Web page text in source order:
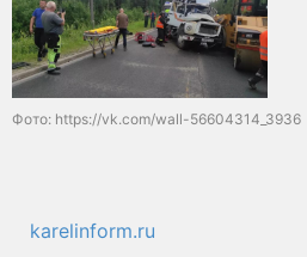
Фото: https://vk.com/wall-56604314_3936
karelinform.ru